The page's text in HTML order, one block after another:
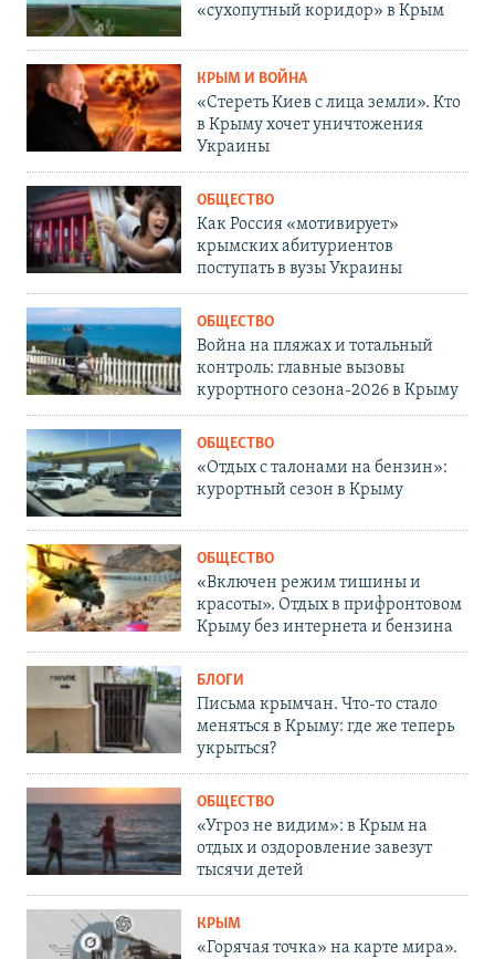
«сухопутный коридор» в Крым
КРЫМ И ВОЙНА
«Стереть Киев с лица земли». Кто
в Крыму хочет уничтожения
Украины
ОБЩЕСТВО
Как Россия «мотивирует»
крымских абитуриентов
поступать в вузы Украины
ОБЩЕСТВО
Война на пляжах и тотальный
контроль: главные вызовы
курортного сезона-2026 в Крыму
ОБЩЕСТВО
«Отдых с талонами на бензин»:
курортный сезон в Крыму
ОБЩЕСТВО
«Включен режим тишины и
красоты». Отдых в прифронтовом
Крыму без интернета и бензина
БЛОГИ
Письма крымчан. Что-то стало
меняться в Крыму: где же теперь
укрыться?
ОБЩЕСТВО
«Угроз не видим»: в Крым на
отдых и оздоровление завезут
тысячи детей
КРЫМ
«Горячая точка» на карте мира».